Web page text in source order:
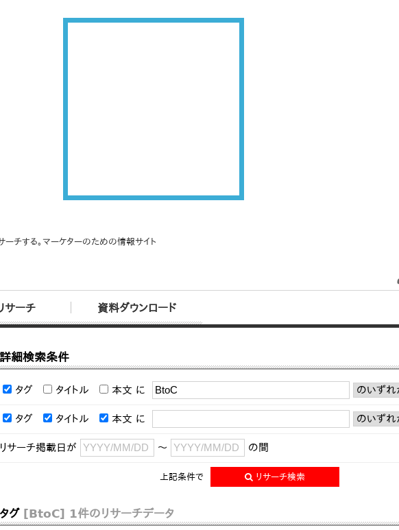
ーチする。マーケターのための情報サイト
サーチ 資料ダウンロード
詳細検索条件
タグ タイトル 本文 に
タグ タイトル 本文 に
リサーチ掲載日が ～ の間
上記条件で リサーチ検索
タグ [BtoC] 1件のリサーチデータ